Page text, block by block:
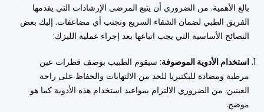
بالغ الأهمية. من الضروري أن يتبع المرضى الإرشادات التي يقدمها
الفريق الطبي لضمان الشفاء السريع وتجنب أي مضاعفات. إليك بعض
النصائح الأساسية التي يجب اتباعها بعد إجراء عملية الليزك:
استخدام الأدوية الموصوفة: سيقوم الطبيب بوصف قطرات عين
مرطبة ومضادة للبكتيريا للحد من الالتهابات والحفاظ على راحة
العينين. من الضروري الالتزام بمواعيد استخدام هذه الأدوية كما هو
موضح.